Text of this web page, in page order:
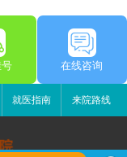
在线咨询
就医指南 来院路线